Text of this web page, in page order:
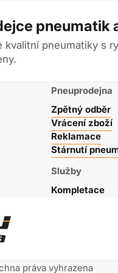
pneumatik
kvalitní pneumatiky s
Pneuprodejna
Zpětný odběr
Vrácení zboží
Reklamace
Stárnutí
Služby
Kompletace
práva vyhrazena